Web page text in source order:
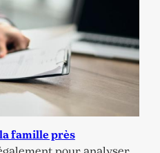
famille près